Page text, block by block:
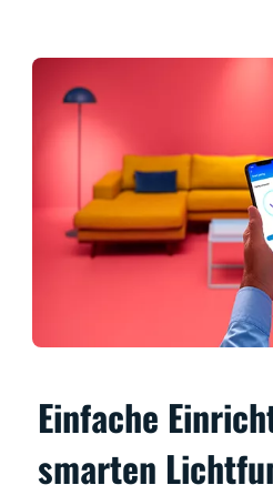
Einfache
smarten